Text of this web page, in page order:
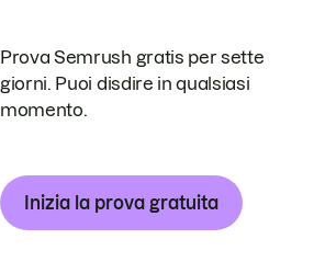
Prova Semrush gratis per sette
giorni. Puoi disdire in qualsiasi
momento.
Inizia la prova gratuita